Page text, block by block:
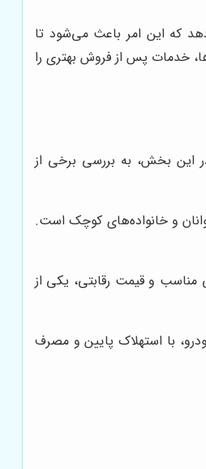
که این امر باعث می‌شود تا
خدمات پس از فروش بهتری را
این بخش، به بررسی برخی از
و خانواده‌های کوچک است.
مناسب و قیمت رقابتی، یکی از
با استهلاک پایین و مصرف